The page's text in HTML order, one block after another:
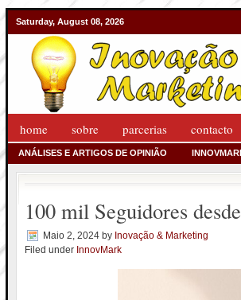
Saturday, August 08, 2026
home sobre parcerias contacto
ANÁLISES E ARTIGOS DE OPINIÃO
100 mil Seguidores
Maio 2, 2024 by Inovação & Marketing
Filed under InnovMark